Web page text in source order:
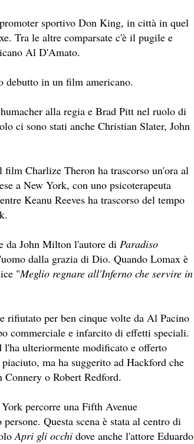
sportivo Don King, in città in quel
Tra le altre comparsate c'è il pugile e
Al D'Amato.
debutto in un film americano.
alla regia e Brad Pitt nel ruolo di
ci sono stati anche Christian Slater, John
Charlize Theron ha trascorso un'ora al
a New York, con uno psicoterapeuta
Keanu Reeves ha trascorso del tempo
da John Milton l'autore di Paradiso
dalla grazia di Dio. Quando Lomax è
"Meglio regnare all'Inferno che servire in
per ben cinque volte da Al Pacino
commerciale e infarcito di effetti speciali.
ulteriormente modificato e offerto
ma ha suggerito ad Hackford che
o Robert Redford.
percorre una Fifth Avenue
Questa scena è stata al centro di
Apri gli occhi dove anche l'attore Eduardo